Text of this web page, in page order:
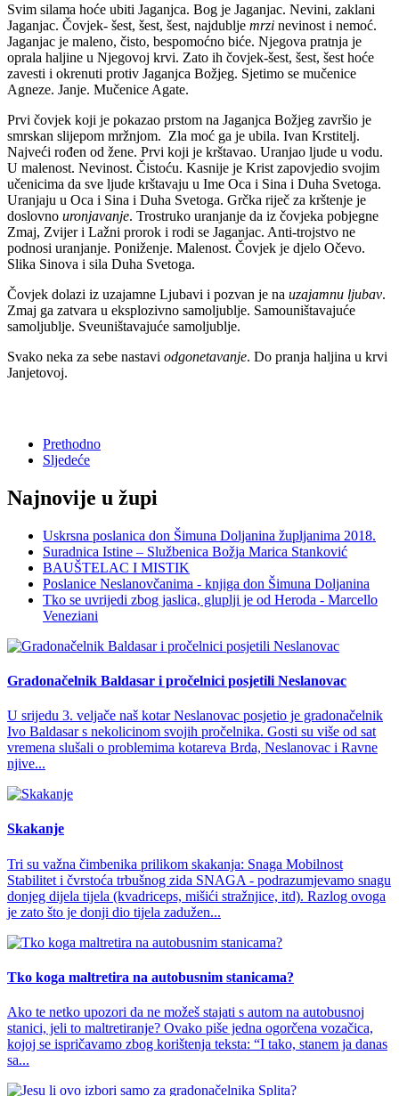
Svim silama hoće ubiti Jaganjca. Bog je Jaganjac. Nevini, zaklani
Jaganjac. Čovjek- šest, šest, šest, najdublje mrzi nevinost i nemoć.
Jaganjac je maleno, čisto, bespomoćno biće. Njegova pratnja je
oprala haljine u Njegovoj krvi. Zato ih čovjek-šest, šest, šest hoće
zavesti i okrenuti protiv Jaganjca Božjeg. Sjetimo se mučenice
Agneze. Janje. Mučenice Agate.
Prvi čovjek koji je pokazao prstom na Jaganjca Božjeg završio je
smrskan slijepom mržnjom. Zla moć ga je ubila. Ivan Krstitelj.
Najveći rođen od žene. Prvi koji je krštavao. Uranjao ljude u vodu.
U malenost. Nevinost. Čistoću. Kasnije je Krist zapovjedio svojim
učenicima da sve ljude krštavaju u Ime Oca i Sina i Duha Svetoga.
Uranjaju u Oca i Sina i Duha Svetoga. Grčka riječ za krštenje je
doslovno uronjavanje. Trostruko uranjanje da iz čovjeka pobjegne
Zmaj, Zvijer i Lažni prorok i rodi se Jaganjac. Anti-trojstvo ne
podnosi uranjanje. Poniženje. Malenost. Čovjek je djelo Očevo.
Slika Sinova i sila Duha Svetoga.
Čovjek dolazi iz uzajamne Ljubavi i pozvan je na uzajamnu ljubav.
Zmaj ga zatvara u eksplozivno samoljublje. Samouništavajuće
samoljublje. Sveuništavajuće samoljublje.
Svako neka za sebe nastavi odgonetavanje. Do pranja haljina u krvi
Janjetovoj.
Prethodno
Sljedeće
Najnovije u župi
Uskrsna poslanica don Šimuna Doljanina župljanima 2018.
Suradnica Istine – Službenica Božja Marica Stanković
BAUŠTELAC I MISTIK
Poslanice Neslanovčanima - knjiga don Šimuna Doljanina
Tko se uvrijedi zbog jaslica, gluplji je od Heroda - Marcello
Veneziani
Gradonačelnik Baldasar i pročelnici posjetili Neslanovac
U srijedu 3. veljače naš kotar Neslanovac posjetio je gradonačelnik
Ivo Baldasar s nekolicinom svojih pročelnika. Gosti su više od sat
vremena slušali o problemima kotareva Brda, Neslanovac i Ravne
njive...
Skakanje
Tri su važna čimbenika prilikom skakanja: Snaga Mobilnost
Stabilitet i čvrstoća trbušnog zida SNAGA - podrazumjevamo snagu
donjeg dijela tijela (kvadriceps, mišići stražnjice, itd). Razlog ovoga
je zato što je donji dio tijela zadužen...
Tko koga maltretira na autobusnim stanicama?
Ako te netko upozori da ne možeš stajati s autom na autobusnoj
stanici, jeli to maltretiranje? Ovako piše jedna ogorčena vozačica,
kojoj se ispričavamo zbog korištenja teksta: “I tako, stanem ja danas
sa...